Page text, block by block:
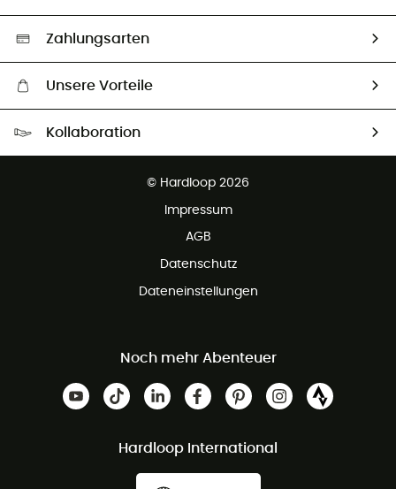
Auswahl an nachhaltigen Produkten
Zahlungsarten
Unsere Vorteile
Kollaboration
© Hardloop 2026
Impressum
AGB
Datenschutz
Dateneinstellungen
Noch mehr Abenteuer
Hardloop International